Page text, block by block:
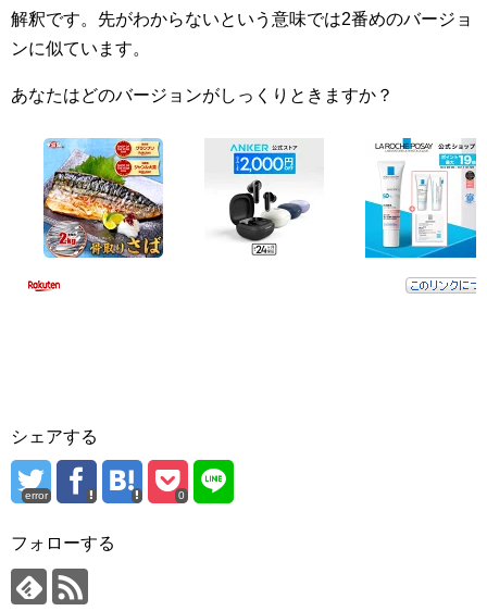
解釈です。先がわからないという意味では2番めのバージョ
ンに似ています。
あなたはどのバージョンがしっくりときますか？
シェアする
error 0
フォローする